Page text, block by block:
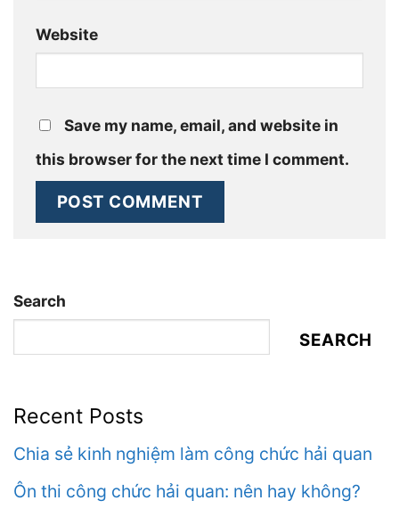
Website
Save my name, email, and website in
this browser for the next time I comment.
Search
SEARCH
Recent Posts
Chia sẻ kinh nghiệm làm công chức hải quan
Ôn thi công chức hải quan: nên hay không?